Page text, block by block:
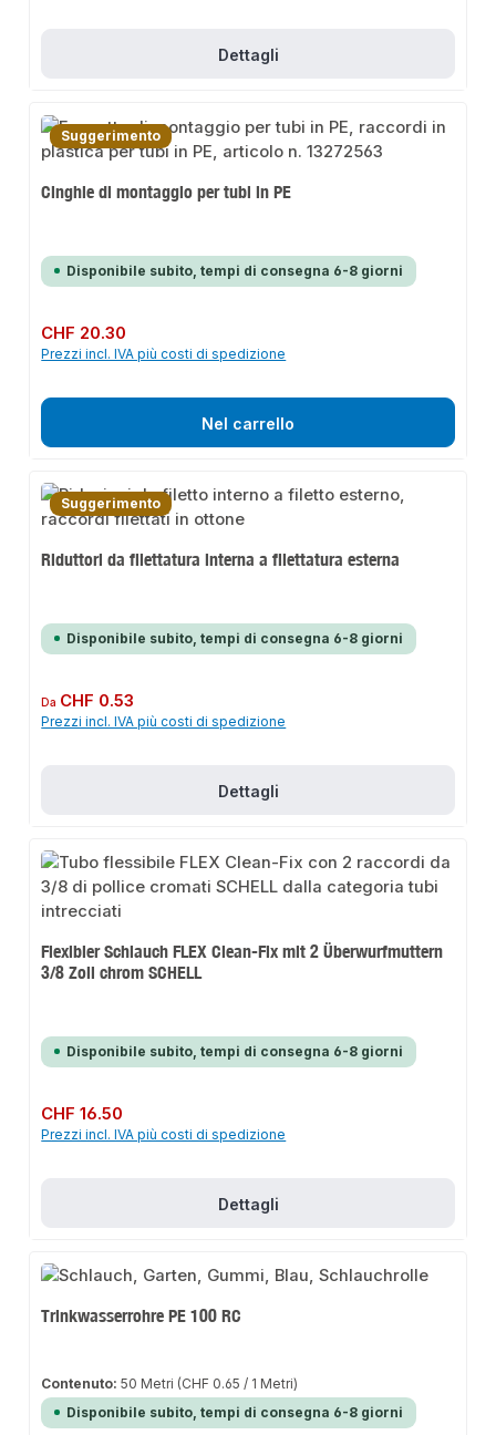
Dettagli
Suggerimento
Cinghie di montaggio per tubi in PE
Disponibile subito, tempi di consegna 6-8 giorni
Prezzo normale:
CHF 20.30
Prezzi incl. IVA più costi di spedizione
Nel carrello
Suggerimento
Riduttori da filettatura interna a filettatura esterna
Disponibile subito, tempi di consegna 6-8 giorni
Prezzo normale:
Da CHF 0.53
Prezzi incl. IVA più costi di spedizione
Dettagli
Flexibler Schlauch FLEX Clean-Fix mit 2 Überwurfmuttern
3/8 Zoll chrom SCHELL
Disponibile subito, tempi di consegna 6-8 giorni
Prezzo normale:
CHF 16.50
Prezzi incl. IVA più costi di spedizione
Dettagli
Trinkwasserrohre PE 100 RC
Contenuto:50 Metri (CHF 0.65 / 1 Metri)
Disponibile subito, tempi di consegna 6-8 giorni